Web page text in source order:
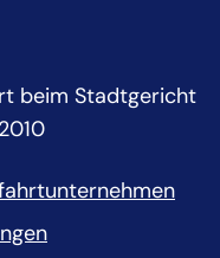
beim Stadtgericht